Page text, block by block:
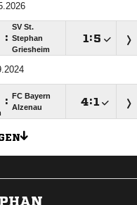
:
SV St.
Stephan
Griesheim
:
:
FC Bayern
Alzenau
: